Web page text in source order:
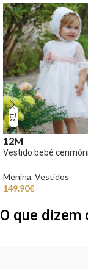
12M
Vestido bebé
Menina, Vestidos
149.90€
O que